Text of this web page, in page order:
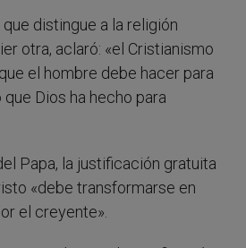
distingue a la religión
otra, aclaró: «el Cristianismo
el hombre debe hacer para
Dios ha hecho para
Papa, la justificación gratuita
«debe transformarse en
el creyente».